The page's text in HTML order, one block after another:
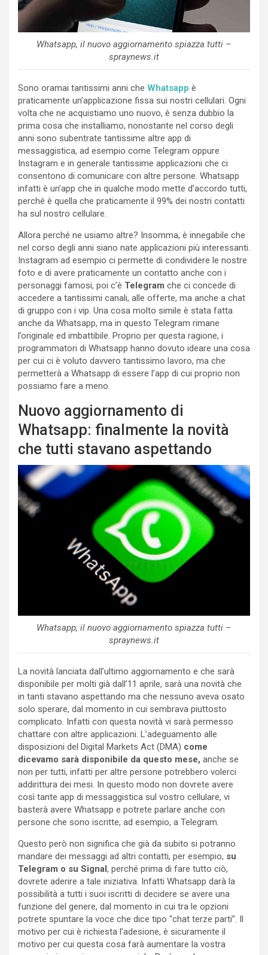
Whatsapp, il nuovo aggiornamento spiazza tutti –
spraynews.it
Sono oramai tantissimi anni che Whatsapp è
praticamente un’applicazione fissa sui nostri cellulari. Ogni
volta che ne acquistiamo uno nuovo, è senza dubbio la
prima cosa che installiamo, nonostante nel corso degli
anni sono subentrate tantissime altre app di
messaggistica, ad esempio come Telegram oppure
Instagram e in generale tantissime applicazioni che ci
consentono di comunicare con altre persone. Whatsapp
infatti è un’app che in qualche modo mette d’accordo tutti,
perché è quella che praticamente il 99% dei nostri contatti
ha sul nostro cellulare.
Allora perché ne usiamo altre? Insomma, è innegabile che
nel corso degli anni siano nate applicazioni più interessanti.
Instagram ad esempio ci permette di condividere le nostre
foto e di avere praticamente un contatto anche con i
personaggi famosi, poi c’è Telegram che ci concede di
accedere a tantissimi canali, alle offerte, ma anche a chat
di gruppo con i vip. Una cosa molto simile è stata fatta
anche da Whatsapp, ma in questo Telegram rimane
l’originale ed imbattibile. Proprio per questa ragione, i
programmatori di Whatsapp hanno dovuto ideare una cosa
per cui ci è voluto davvero tantissimo lavoro, ma che
permetterà a Whatsapp di essere l’app di cui proprio non
possiamo fare a meno.
Nuovo aggiornamento di
Whatsapp: finalmente la novità
che tutti stavano aspettando
Whatsapp, il nuovo aggiornamento spiazza tutti –
spraynews.it
La novità lanciata dall’ultimo aggiornamento e che sarà
disponibile per molti già dall’11 aprile, sarà una novità che
in tanti stavano aspettando ma che nessuno aveva osato
solo sperare, dal momento in cui sembrava piuttosto
complicato. Infatti con questa novità vi sarà permesso
chattare con altre applicazioni. L’adeguamento alle
disposizioni del Digital Markets Act (DMA) come
dicevamo sarà disponibile da questo mese, anche se
non per tutti, infatti per altre persone potrebbero volerci
addirittura dei mesi. In questo modo non dovrete avere
così tante app di messaggistica sul vostro cellulare, vi
basterà avere Whatsapp e potrete parlare anche con
persone che sono iscritte, ad esempio, a Telegram.
Questo però non significa che già da subito si potranno
mandare dei messaggi ad altri contatti, per esempio, su
Telegram o su Signal, perché prima di fare tutto ciò,
dovrete aderire a tale iniziativa. Infatti Whatsapp darà la
possibilità a tutti i suoi iscritti di decidere se avere una
funzione del genere, dal momento in cui tra le opzioni
potrete spuntare la voce che dice tipo “chat terze parti”. Il
motivo per cui è richiesta l’adesione, è sicuramente il
motivo per cui questa cosa farà aumentare la vostra